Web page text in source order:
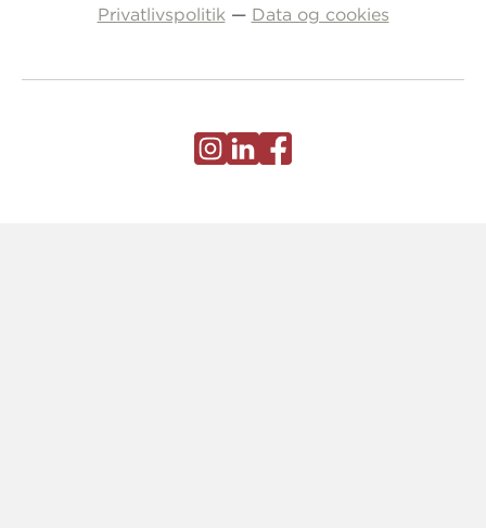
Privatlivspolitik— Data og cookies